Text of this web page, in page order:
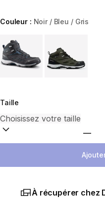
Couleur : Noir / Bleu / Gris
Choose a variant
Taille
À récupérer chez